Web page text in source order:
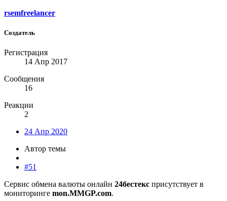
rsemfreelancer
Создатель
Регистрация
14 Апр 2017
Сообщения
16
Реакции
2
24 Апр 2020
Автор темы
#51
Сервис обмена валюты онлайн 24бестекс присутствует в
мониторинге mon.MMGP.com.